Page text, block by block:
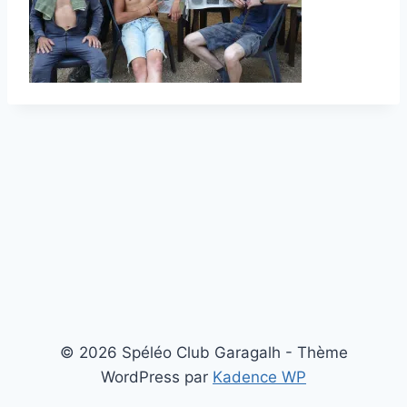
© 2026 Spéléo Club Garagalh - Thème
WordPress par Kadence WP